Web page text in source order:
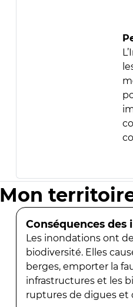
Mon
Conséquences des
Les inondations ont
biodiversité. Elles
berges, emporter la
infrastructures et les
ruptures de digues et